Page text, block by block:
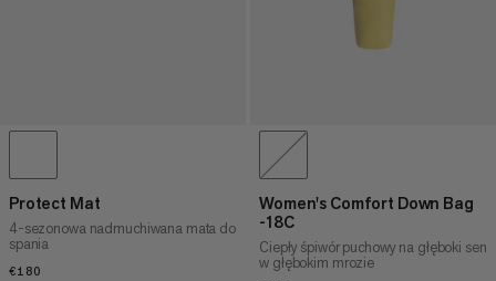
Protect Mat
4-sezonowa nadmuchiwana mata do
spania
€180
Women's Comfort Down Bag
-18C
Ciepły śpiwór puchowy na głęboki sen
w głębokim mrozie